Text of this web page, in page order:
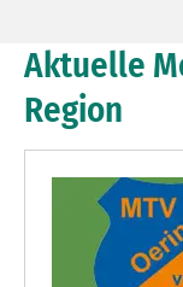
Aktuelle
Region